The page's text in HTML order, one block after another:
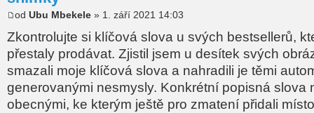
od Ubu Mbekele » 1. září 2021 14:03
Zkontrolujte si klíčová slova u svých bestsellerů,
přestaly prodávat. Zjistil jsem u desítek svých
smazali moje klíčová slova a nahradili je těmi
generovanými nesmysly. Konkrétní popisná slova
obecnými, ke kterým ještě pro zmatení přidali